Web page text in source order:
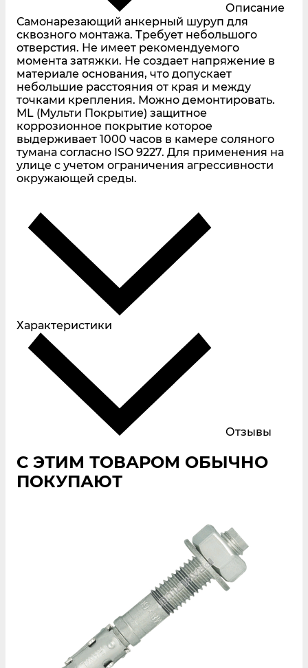
Описание
Самонарезающий анкерный шуруп для
сквозного монтажа. Требует небольшого
отверстия. Не имеет рекомендуемого
момента затяжки. Не создает напряжение в
материале основания, что допускает
небольшие расстояния от края и между
точками крепления. Можно демонтировать.
ML (Мульти Покрытие) защитное
коррозионное покрытие которое
выдерживает 1000 часов в камере соляного
тумана согласно ISO 9227. Для применения на
улице с учетом ограничения агрессивности
окружающей среды.
Характеристики
Отзывы
С ЭТИМ ТОВАРОМ ОБЫЧНО
ПОКУПАЮТ